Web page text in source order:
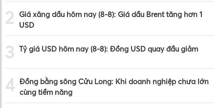
2
Giá xăng dầu hôm nay (8-8): Giá dầu Brent tăng hơn 1
USD
3 Tỷ giá USD hôm nay (8-8): Đồng USD quay đầu giảm
4 Đồng bằng sông Cửu Long: Khi doanh nghiệp chưa lớn
cùng tiềm năng